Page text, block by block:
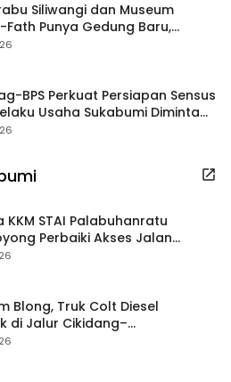
Siliwangi dan Museum
Fath Punya Gedung Baru,
Koleksi Dipisahkan
BPS Perkuat Persiapan Sensus
Usaha Sukabumi Diminta
Data
KKM STAI Palabuhanratu
Perbaiki Akses Jalan
di Sagaranten
Blong, Truk Colt Diesel
di Jalur Cikidang–